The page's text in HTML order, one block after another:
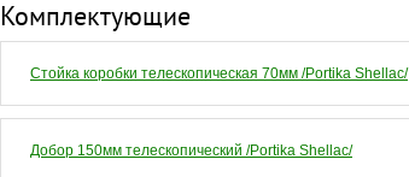
Комплектующие
Стойка коробки телескопическая 70мм /Portika Shellac/
Добор 150мм телескопический /Portika Shellac/